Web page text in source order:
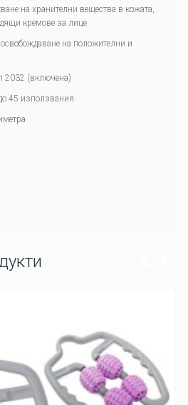
на хранителни вещества в кожата,
кремове за лице
на положителни и
2032 (включена)
45 използвания